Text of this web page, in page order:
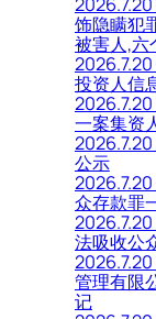
饰隐瞒犯
被害人,六
2026.7.20
投资人信
一案集资
公示
众存款罪
法吸收公
管理有限
记